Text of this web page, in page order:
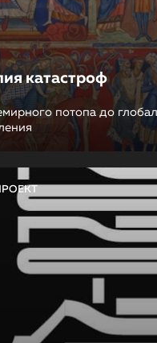
катастроф
потопа до